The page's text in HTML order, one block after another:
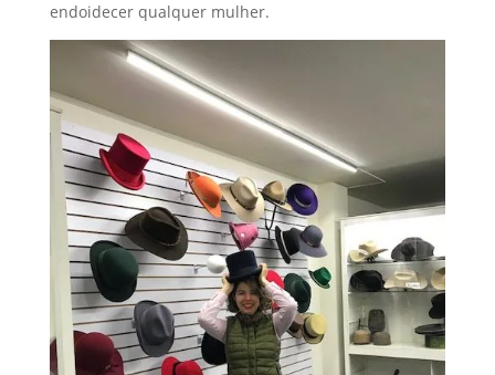
endoidecer qualquer mulher.